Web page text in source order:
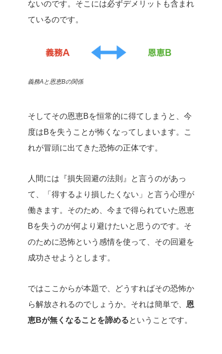
ないのです。そこには必ずデメリットも含まれ
ているのです。
義務Aと恩恵Bの関係
そしてその恩恵Bを恒常的に得てしまうと、今
度はBを失うことが怖くなってしまいます。こ
れが冒頭に出てきた恐怖の正体です。
人間には『損失回避の法則』と言うのがあっ
て、「得するより損したくない」と言う心理が
働きます。そのため、今まで得られていた恩恵
Bを失うのが何より避けたいと思うのです。そ
のために恐怖という感情を使って、その回避を
成功させようとします。
ではここからが本題で、どうすればその恐怖か
ら解放されるのでしょうか。それは簡単で、 恩
恵Bが無くなることを諦めるということです。